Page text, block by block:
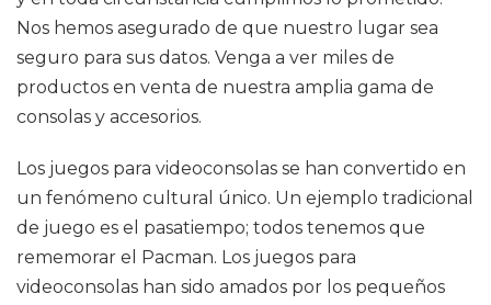
Nos hemos asegurado de que nuestro lugar sea
seguro para sus datos. Venga a ver miles de
productos en venta de nuestra amplia gama de
consolas y accesorios.
Los juegos para videoconsolas se han convertido en
un fenómeno cultural único. Un ejemplo tradicional
de juego es el pasatiempo; todos tenemos que
rememorar el Pacman. Los juegos para
videoconsolas han sido amados por los pequeños